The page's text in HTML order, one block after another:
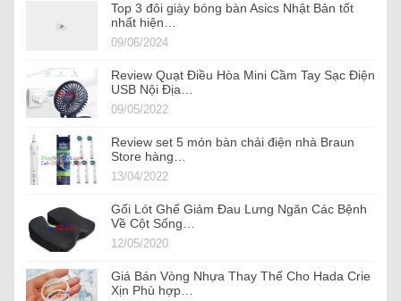
Top 3 đôi giày bóng bàn Asics Nhật Bản tốt
nhất hiện…
09/06/2024
Review Quạt Điều Hòa Mini Cầm Tay Sạc Điện
USB Nội Địa…
09/05/2022
Review set 5 món bàn chải điện nhà Braun
Store hàng…
13/04/2022
Gối Lót Ghế Giảm Đau Lưng Ngăn Các Bệnh
Về Cột Sống…
12/05/2020
Giá Bán Vòng Nhựa Thay Thế Cho Hada Crie
Xịn Phù hợp…